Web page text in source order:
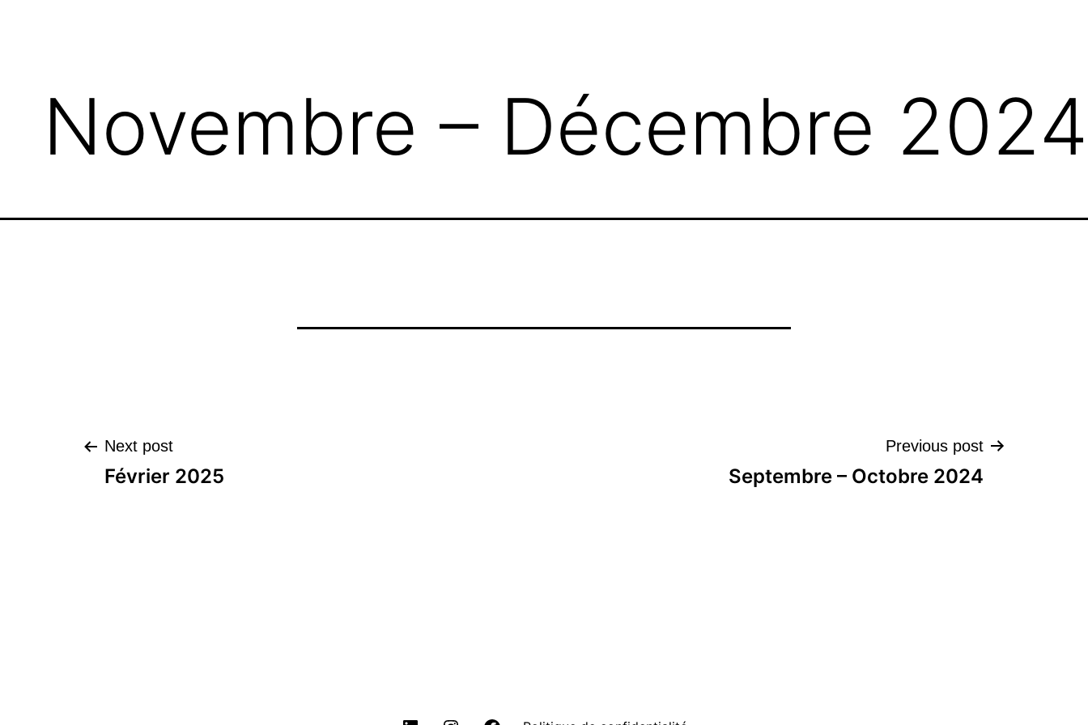
Novembre – Décembre 2024
تصفّح
Previous post
Septembre – Octobre 2024
Next post
Février 2025